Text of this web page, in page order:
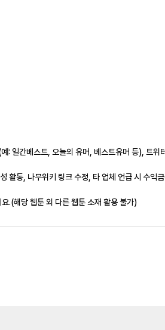
: 일간베스트, 오늘의 유머, 베스트유머 등), 트
활동, 나무위키 링크 수정, 타 업체 언급 시 수익
.(해당 웹툰 외 다른 웹툰 소재 활용 불가)